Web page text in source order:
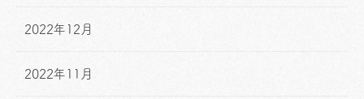
2022年12月
2022年11月